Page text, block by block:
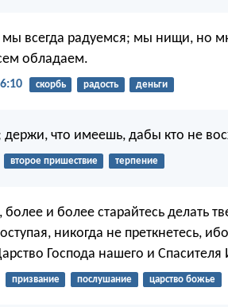
мы всегда радуемся; мы нищи, но
обладаем.
скорбь радость деньги
держи, что имеешь, дабы кто не
второе пришествие терпение
более и более старайтесь делать
никогда не преткнетесь,
Господа нашего и Спасителя
призвание послушание царство божье